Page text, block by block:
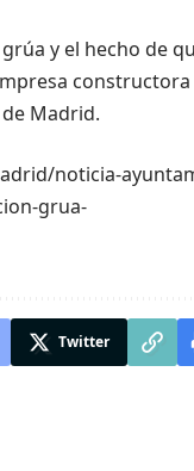
y el hecho de
Madrid.
noticia-
grua-
Twitter